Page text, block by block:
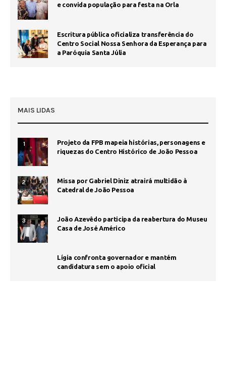
e convida população para festa na Orla
Escritura pública oficializa transferência do
Centro Social Nossa Senhora da Esperança para
a Paróquia Santa Júlia
MAIS LIDAS
1
Projeto da FPB mapeia histórias, personagens e
riquezas do Centro Histórico de João Pessoa
2
Missa por Gabriel Diniz atrairá multidão à
Catedral de João Pessoa
3
João Azevêdo participa da reabertura do Museu
Casa de José Américo
Lígia confronta governador e mantém
candidatura sem o apoio oficial